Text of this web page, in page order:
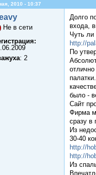
2010 - 10:37
Не в сети
: 2
Долго
входа,
Чуть ли
http://
По
было -
Сайт
Фирма
сразу в
Из
30-40
http://
http://
Из